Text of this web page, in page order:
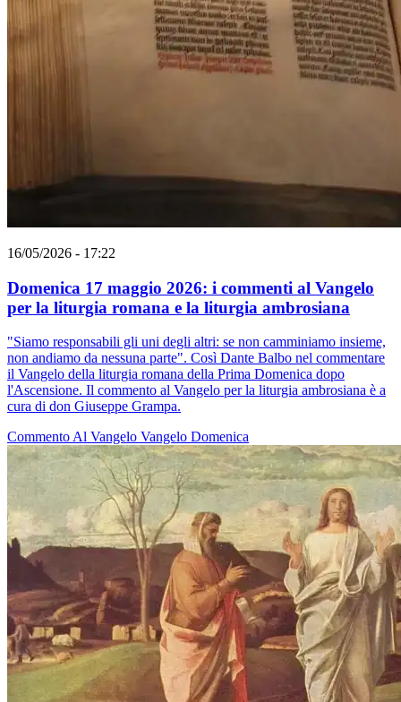
16/05/2026 - 17:22
Domenica 17 maggio 2026: i commenti al Vangelo
per la liturgia romana e la liturgia ambrosiana
"Siamo responsabili gli uni degli altri: se non camminiamo insieme,
non andiamo da nessuna parte". Così Dante Balbo nel commentare
il Vangelo della liturgia romana della Prima Domenica dopo
l'Ascensione. Il commento al Vangelo per la liturgia ambrosiana è a
cura di don Giuseppe Grampa.
Commento Al Vangelo Vangelo Domenica